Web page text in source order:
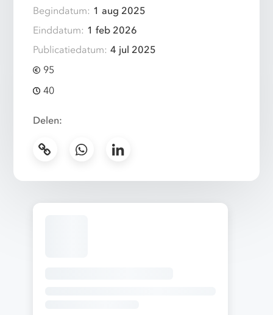
Begindatum: 1 aug 2025
Einddatum: 1 feb 2026
Publicatiedatum: 4 jul 2025
95
40
Delen: